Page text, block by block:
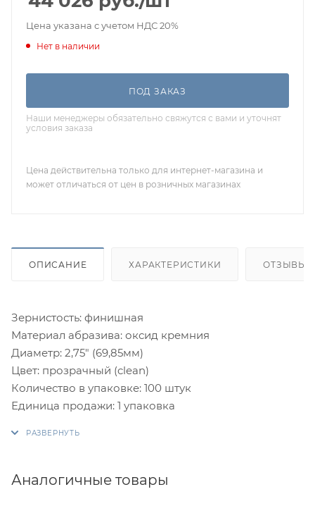
Цена указана с учетом НДС 20%
Нет в наличии
ПОД ЗАКАЗ
Наши менеджеры обязательно свяжутся с вами и уточнят
условия заказа
Цена действительна только для интернет-магазина и
может отличаться от цен в розничных магазинах
ОПИСАНИЕ ХАРАКТЕРИСТИКИ ОТЗЫВЫ
Зернистость: финишная
Материал абразива: оксид кремния
Диаметр: 2,75" (69,85мм)
Цвет: прозрачный (clean)
Количество в упаковке: 100 штук
Единица продажи: 1 упаковка
Аналогичные товары